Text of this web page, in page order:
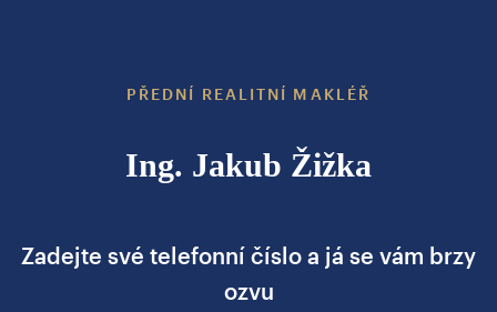
PŘEDNÍ REALITNÍ MAKLÉŘ
Ing. Jakub Žižka
Zadejte své telefonní číslo a já se vám brzy
ozvu